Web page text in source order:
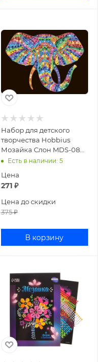
Набор для детского
творчества Hobbius
Мозайка Слон MDS-08
№04
Есть в наличии: 5
Цена
271₽
Цена до скидки
375₽
В корзину